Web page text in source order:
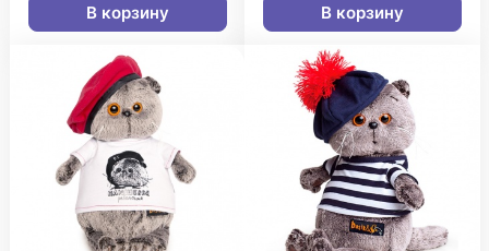
В корзину В корзину